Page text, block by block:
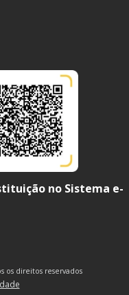
no Sistema e-
os direitos reservados